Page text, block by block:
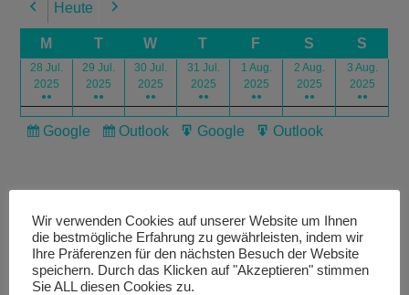
Previous
Heute Next
M T W T F S S
28 Jul.
2025
●●
29 Jul.
2025
●●
30 Jul.
2025
●●
31 Jul.
2025
●●
1 Aug.
2025
●●
2 Aug.
2025
●●
3 Aug.
2025
●●
Subscribe
Google
Subscribe
Outlook
Export
Google
Export
Outlook
Livestream
Wir verwenden Cookies auf unserer Website um Ihnen
die bestmögliche Erfahrung zu gewährleisten, indem wir
Ihre Präferenzen für den nächsten Besuch der Website
speichern. Durch das Klicken auf "Akzeptieren" stimmen
Sie ALL diesen Cookies zu.